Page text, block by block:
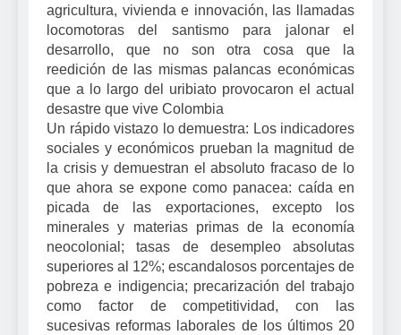
agricultura, vivienda e innovación, las llamadas
locomotoras del santismo para jalonar el
desarrollo, que no son otra cosa que la
reedición de las mismas palancas económicas
que a lo largo del uribiato provocaron el actual
desastre que vive Colombia
Un rápido vistazo lo demuestra: Los indicadores
sociales y económicos prueban la magnitud de
la crisis y demuestran el absoluto fracaso de lo
que ahora se expone como panacea: caída en
picada de las exportaciones, excepto los
minerales y materias primas de la economía
neocolonial; tasas de desempleo absolutas
superiores al 12%; escandalosos porcentajes de
pobreza e indigencia; precarización del trabajo
como factor de competitividad, con las
sucesivas reformas laborales de los últimos 20